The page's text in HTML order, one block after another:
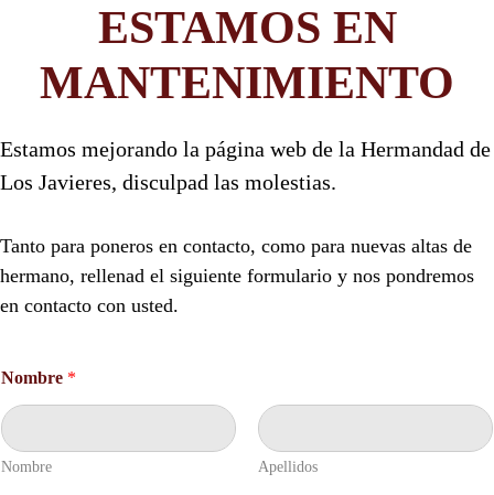
ESTAMOS EN
MANTENIMIENTO
Estamos mejorando la página web de la Hermandad de
Los Javieres, disculpad las molestias.
Tanto para poneros en contacto, como para nuevas altas de
hermano, rellenad el siguiente formulario y nos pondremos
en contacto con usted.
Nombre *
Nombre Apellidos